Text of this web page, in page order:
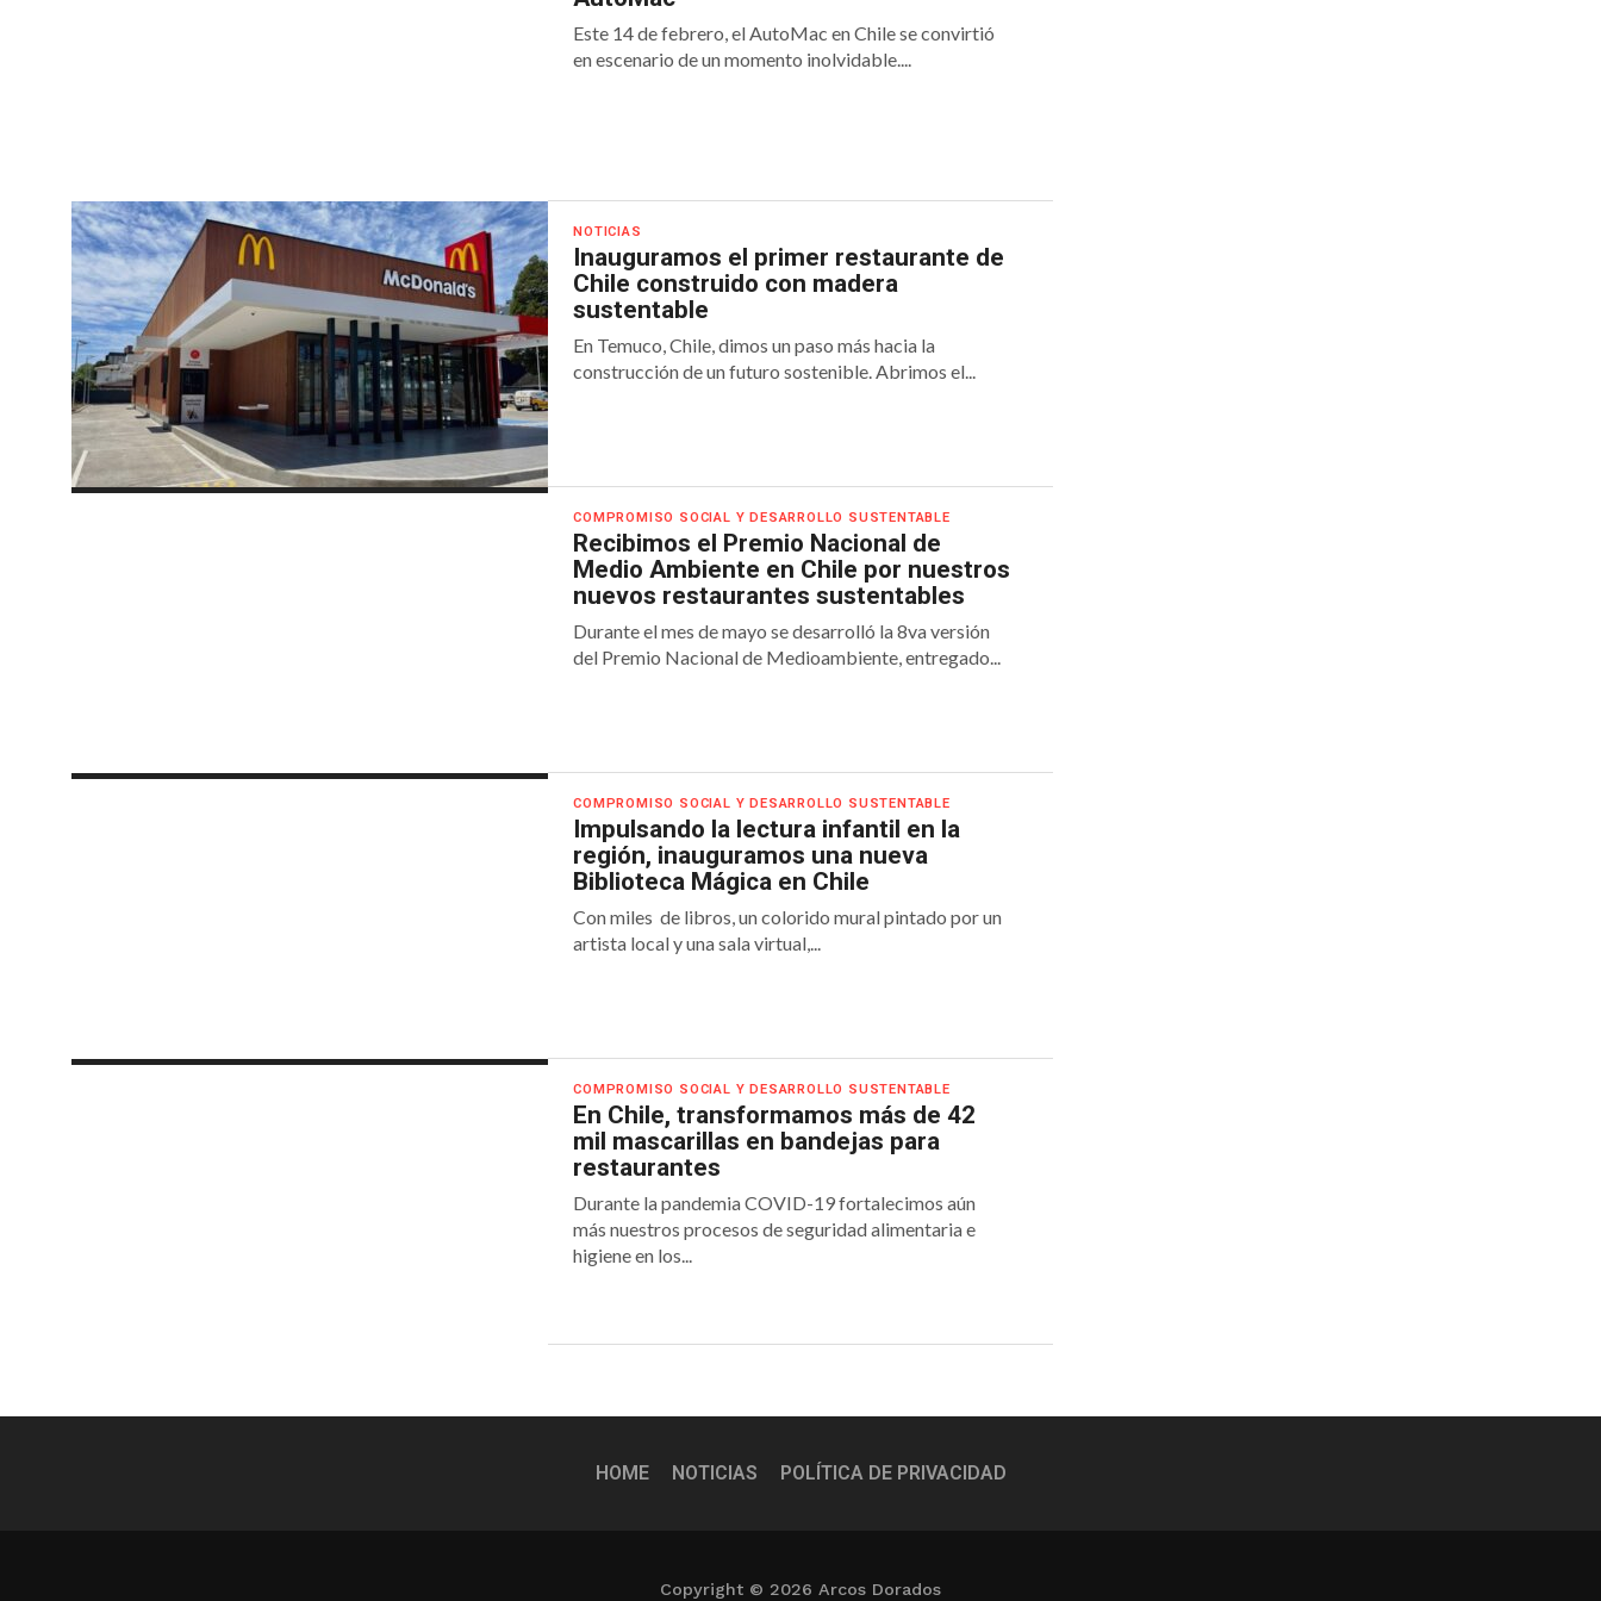
Este 14 de febrero, el AutoMac en Chile se convirtió
en escenario de un momento inolvidable....
NOTICIAS
Inauguramos el primer restaurante de
Chile construido con madera
sustentable
En Temuco, Chile, dimos un paso más hacia la
construcción de un futuro sostenible. Abrimos el...
COMPROMISO SOCIAL Y DESARROLLO SUSTENTABLE
Recibimos el Premio Nacional de
Medio Ambiente en Chile por nuestros
nuevos restaurantes sustentables
Durante el mes de mayo se desarrolló la 8va versión
del Premio Nacional de Medioambiente, entregado...
COMPROMISO SOCIAL Y DESARROLLO SUSTENTABLE
Impulsando la lectura infantil en la
región, inauguramos una nueva
Biblioteca Mágica en Chile
Con miles de libros, un colorido mural pintado por un
artista local y una sala virtual,...
COMPROMISO SOCIAL Y DESARROLLO SUSTENTABLE
En Chile, transformamos más de 42
mil mascarillas en bandejas para
restaurantes
Durante la pandemia COVID-19 fortalecimos aún
más nuestros procesos de seguridad alimentaria e
higiene en los...
HOME NOTICIAS POLÍTICA DE PRIVACIDAD
Copyright © 2026 Arcos Dorados